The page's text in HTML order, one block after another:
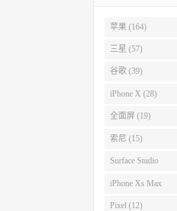
苹果 (164)
三星 (57)
谷歌 (39)
iPhone X (28)
全面屏 (19)
索尼 (15)
Surface Studio
(14)
iPhone Xs Max
(14)
Pixel (12)